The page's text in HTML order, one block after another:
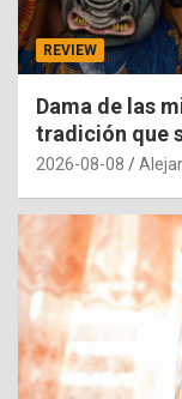
REVIEW
Dama de las
tradición que
2026-08-08